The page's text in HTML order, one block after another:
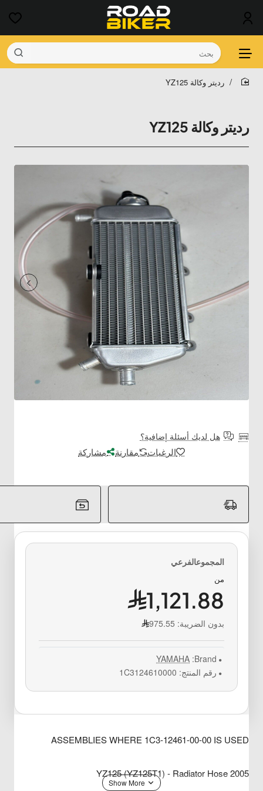
بحث
رديتر وكالة YZ125
رديتر وكالة YZ125
هل لديك أسئلة إضافية؟
الرغبات مقارنة مشاركة
من
1,121.88
بدون الضريبة: 975.55
Brand:
YAMAHA
رقم المنتج: 1C3124610000
ASSEMBLIES WHERE 1C3-12461-00-00 IS USED
2005 YZ125 (YZ125T1) - Radiator Hose